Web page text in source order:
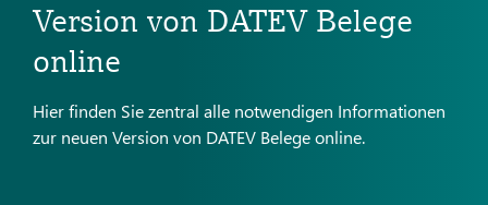
Version von DATEV Belege
online
Hier finden Sie zentral alle notwendigen Informationen
zur neuen Version von DATEV Belege online.